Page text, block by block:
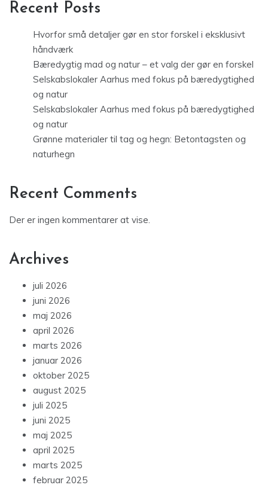
Recent Posts
Hvorfor små detaljer gør en stor forskel i eksklusivt
håndværk
Bæredygtig mad og natur – et valg der gør en forskel
Selskabslokaler Aarhus med fokus på bæredygtighed
og natur
Selskabslokaler Aarhus med fokus på bæredygtighed
og natur
Grønne materialer til tag og hegn: Betontagsten og
naturhegn
Recent Comments
Der er ingen kommentarer at vise.
Archives
juli 2026
juni 2026
maj 2026
april 2026
marts 2026
januar 2026
oktober 2025
august 2025
juli 2025
juni 2025
maj 2025
april 2025
marts 2025
februar 2025